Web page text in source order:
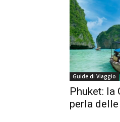
Guide di Viaggio
Phuket: la
perla